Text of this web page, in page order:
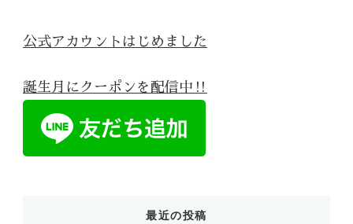
公式アカウントはじめました
誕生月にクーポンを配信中‼
最近の投稿